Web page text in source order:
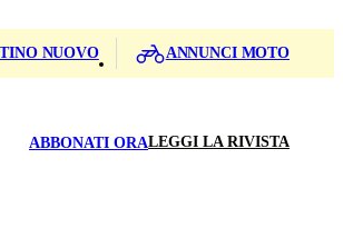
NUOVO ANNUNCI MOTO
ABBONATI ORALEGGI LA RIVISTA